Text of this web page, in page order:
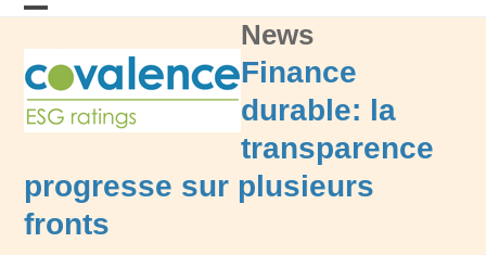
Skip
mobile
menu
mobile
menu
News
Finance
durable: la
transparence
progresse sur plusieurs
fronts